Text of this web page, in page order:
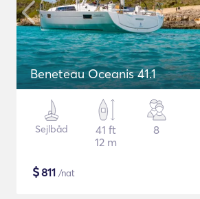
Beneteau Oceanis 41.1
Sejlbåd
41 ft
12 m
8
$811 /nat